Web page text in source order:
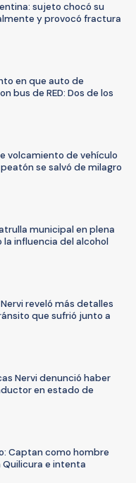
sujeto chocó su
y provocó fractura
en que auto de
bus de RED: Dos de los
volcamiento de vehículo
se salvó de milagro
municipal en plena
influencia del alcohol
reveló más detalles
que sufrió junto a
Nervi denunció haber
en estado de
Captan como hombre
e intenta